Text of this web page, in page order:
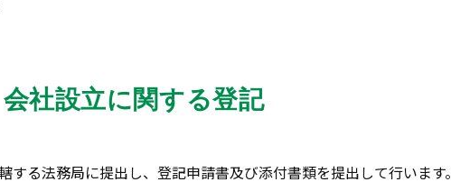
会社設立に関する登記
る法務局に提出し、登記申請書及び添付書類を提出して行います。